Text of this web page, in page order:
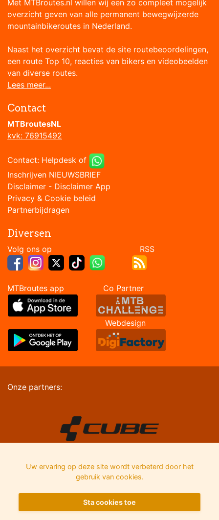
Met MTBroutes.nl willen wij een zo compleet mogelijk
overzicht geven van alle permanent bewegwijzerde
mountainbikeroutes in Nederland.
Naast het overzicht bevat de site routebeoordelingen,
een route Top 10, reacties van bikers en videobeelden
van diverse routes.
Lees meer...
Contact
MTBroutesNL
kvk: 76915492
Contact: Helpdesk of
Inschrijven NIEUWSBRIEF
Disclaimer - Disclaimer App
Privacy & Cookie beleid
Partnerbijdragen
Diversen
Volg ons op RSS
MTBroutes app Co Partner
Webdesign
Onze partners:
Uw ervaring op deze site wordt verbeterd door het
gebruik van cookies.
Sta cookies toe